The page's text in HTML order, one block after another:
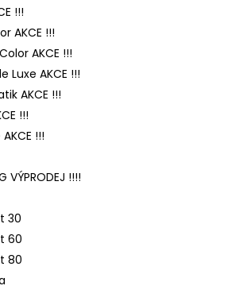
!!!
AKCE !!!
AKCE !!!
Luxe AKCE !!!
AKCE !!!
!!!
!!!
VÝPRODEJ !!!!
30
60
80